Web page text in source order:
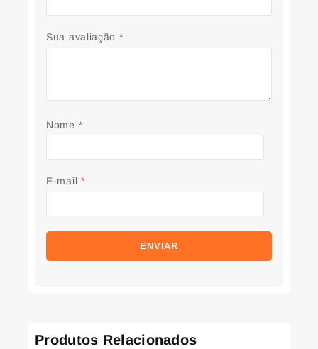
Sua avaliação *
Nome *
E-mail *
Produtos Relacionados